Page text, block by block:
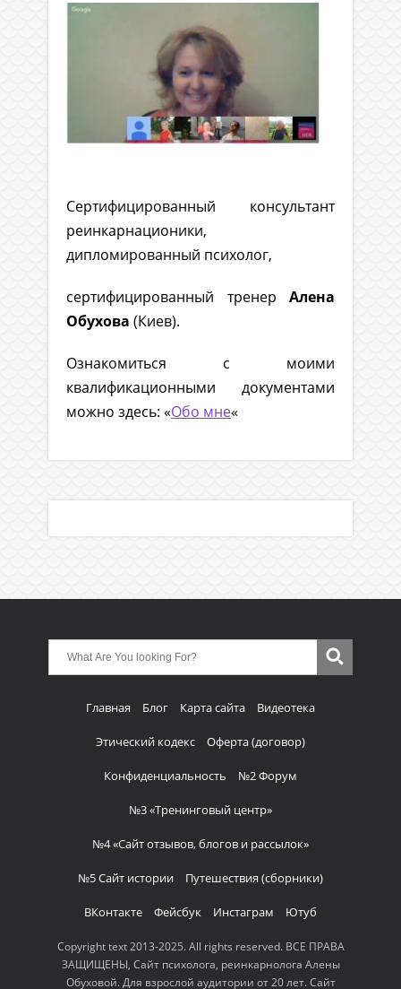
Сертифицированный консультант
реинкарнационики,
дипломированный психолог,
сертифицированный тренер Алена
Обухова (Киев).
Ознакомиться с моими
квалификационными документами
можно здесь: «Обо мне«
Главная Блог Карта сайта Видеотека
Этический кодекс Оферта (договор)
Конфиденциальность №2 Форум
№3 «Тренинговый центр»
№4 «Сайт отзывов, блогов и рассылок»
№5 Сайт истории Путешествия (сборники)
ВКонтакте Фейсбук Инстаграм Ютуб
Copyright text 2013-2025. All rights reserved. ВСЕ ПРАВА
ЗАЩИЩЕНЫ, Сайт психолога, реинкарнолога Алены
Обуховой. Для взрослой аудитории от 20 лет. Сайт